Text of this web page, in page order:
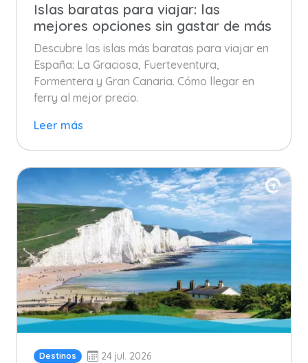
Islas baratas para viajar: las
mejores opciones sin gastar de más
Descubre las islas más baratas para viajar en
España: La Graciosa, Fuerteventura,
Formentera y Gran Canaria. Cómo llegar en
ferry al mejor precio.
Leer más
Destinos 24 jul. 2026